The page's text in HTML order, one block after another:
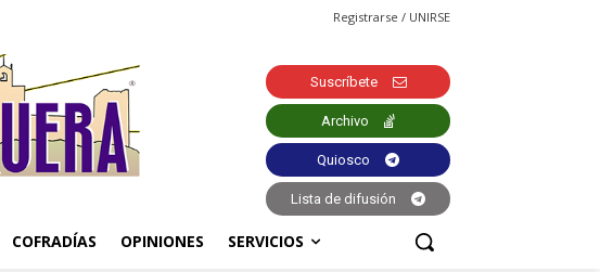
Registrarse / UNIRSE
Suscríbete
Archivo
Quiosco
Lista de difusión
COFRADÍAS OPINIONES SERVICIOS